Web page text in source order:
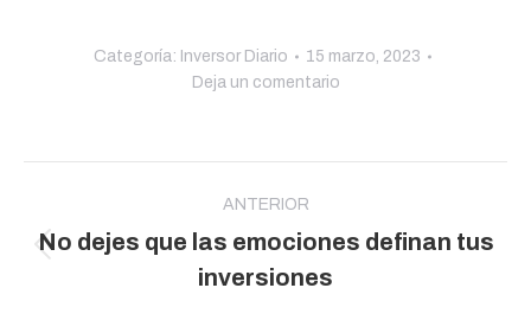
Categoría: Inversor Diario
15 marzo, 2023
Deja un comentario
publicaciones
ANTERIOR
Publicación
anterior:
No dejes que las emociones definan tus
inversiones